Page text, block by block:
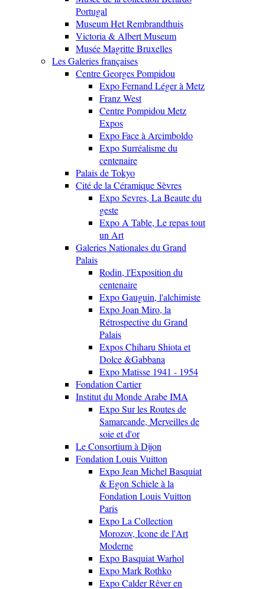
Portugal
Museum Het Rembrandthuis
Victoria & Albert Museum
Musée Magritte Bruxelles
Les Galeries françaises
Centre Georges Pompidou
Expo Fernand Léger à Metz
Franz West
Centre Pompidou Metz
Expos
Expo Face à Arcimboldo
Expo Surréalisme du
centenaire
Palais de Tokyo
Cité de la Céramique Sèvres
Expo Sevres, La Beaute du
geste
Expo A Table, Le repas tout
un Art
Galeries Nationales du Grand
Palais
Rodin, l'Exposition du
centenaire
Expo Gauguin, l'alchimiste
Expo Joan Miro, la
Rétrospective du Grand
Palais
Expos Chiharu Shiota et
Dolce &Gabbana
Expo Matisse 1941 - 1954
Fondation Cartier
Institut du Monde Arabe IMA
Expo Sur les Routes de
Samarcande, Merveilles de
soie et d'or
Le Consortium à Dijon
Fondation Louis Vuitton
Expo Jean Michel Basquiat
& Egon Schiele à la
Fondation Louis Vuitton
Paris
Expo La Collection
Morozov, Icone de l'Art
Moderne
Expo Basquiat Warhol
Expo Mark Rothko
Expo Calder Rêver en